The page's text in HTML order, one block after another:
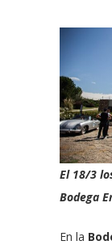
El 18/3
Bodega
En la